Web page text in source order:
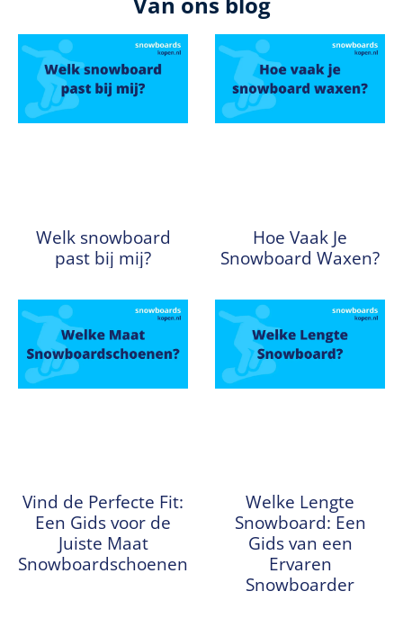
Welk snowboard
past bij mij?
Hoe Vaak Je
Snowboard Waxen?
Vind de Perfecte Fit:
Een Gids voor de
Juiste Maat
Snowboardschoenen
Welke Lengte
Snowboard: Een
Gids van een
Ervaren
Snowboarder